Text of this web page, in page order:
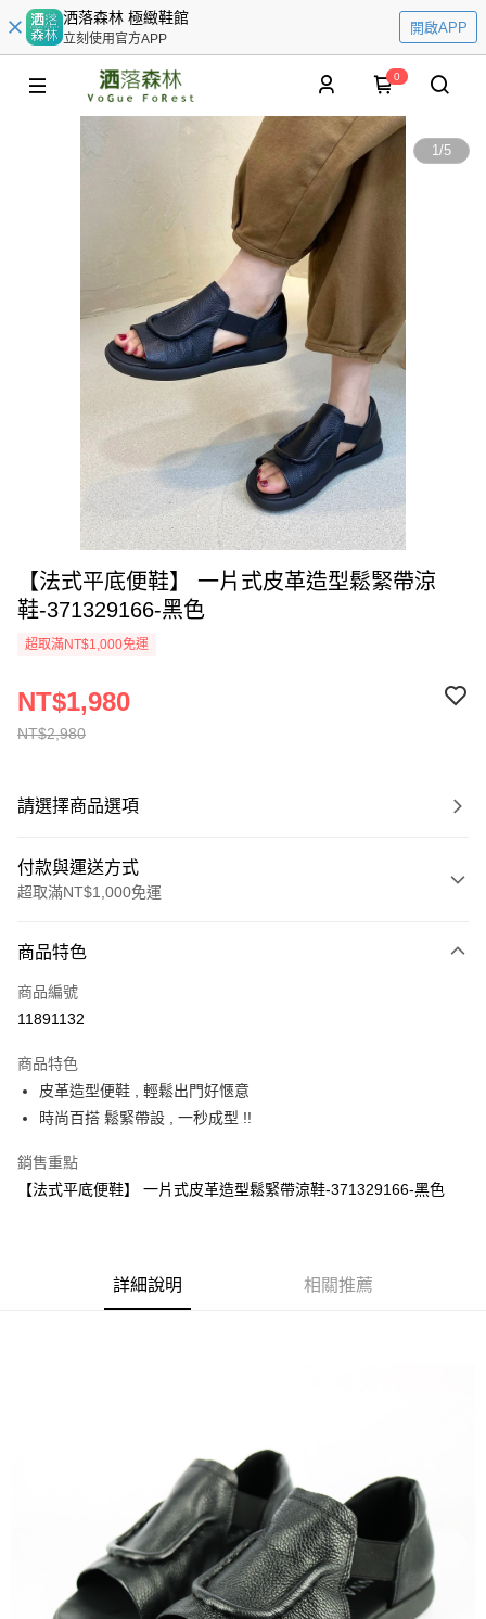
洒落森林 極緻鞋館
立刻使用官方APP
開啟APP
0
1/5
【法式平底便鞋】 一片式皮革造型鬆緊帶涼
鞋-371329166-黑色
超取滿NT$1,000免運
NT$2,980
NT$1,980
請選擇商品選項
付款與運送方式
超取滿NT$1,000免運
信用卡一次付款
超商取貨付款
運送方式
全家取貨付款
每筆NT$60，滿NT$1,000(含以上)免運費
7-11取貨付款
每筆NT$60，滿NT$1,000(含以上)免運費
商品特色
商品編號
11891132
商品特色
皮革造型便鞋 , 輕鬆出門好愜意
時尚百搭 鬆緊帶設 , 一秒成型 !!
銷售重點
【法式平底便鞋】 一片式皮革造型鬆緊帶涼鞋-371329166-黑色
詳細說明 相關推薦